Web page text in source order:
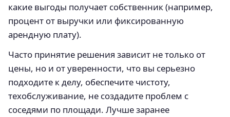
какие выгоды получает собственник (например,
процент от выручки или фиксированную
арендную плату).
Часто принятие решения зависит не только от
цены, но и от уверенности, что вы серьезно
подходите к делу, обеспечите чистоту,
техобслуживание, не создадите проблем с
соседями по площади. Лучше заранее